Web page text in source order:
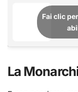
Fai clic
La